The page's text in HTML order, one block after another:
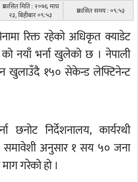
प्रकासित मिति : २०७६ माघ
२३, बिहीबार ०९:५३
प्रकासित समय : ०९:५३
रिक्त रहेको अधिकृत क्याडेट
नयाँ भर्ना खुलेको छ । नेपाली
खुलाउँदै १५० सेकेन्ड लेफ्टिनेन्ट
छनोट निर्देशनालय, कार्यरथी
समावेशी अनुसार १ सय ५० जना
गरेको हो ।